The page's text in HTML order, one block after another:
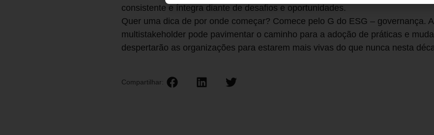
consistente e íntegra diante de desafios e oportunidades.
Quer uma dica de por onde começar? Comece pelo G do ESG – governança.
multistakeholder pode pavimentar o caminho para a adoção de práticas e
despertarão as organizações para estarem mais vivas do que nunca nesta
Compartilhar: